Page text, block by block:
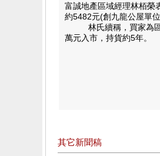
富誠地產區域經理林栢榮
約5482元(創九龍公屋單位
林氏續稱，買家為區內
萬元入市，持貨約5年。
其它新聞稿